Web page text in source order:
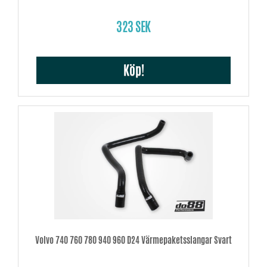
323 SEK
Köp!
Volvo 740 760 780 940 960 D24 Värmepaketsslangar Svart